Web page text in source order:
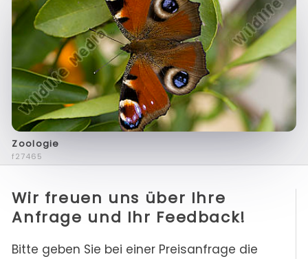
Zoologie
f27465
Wir freuen uns über Ihre
Anfrage und Ihr Feedback!
Bitte geben Sie bei einer Preisanfrage die